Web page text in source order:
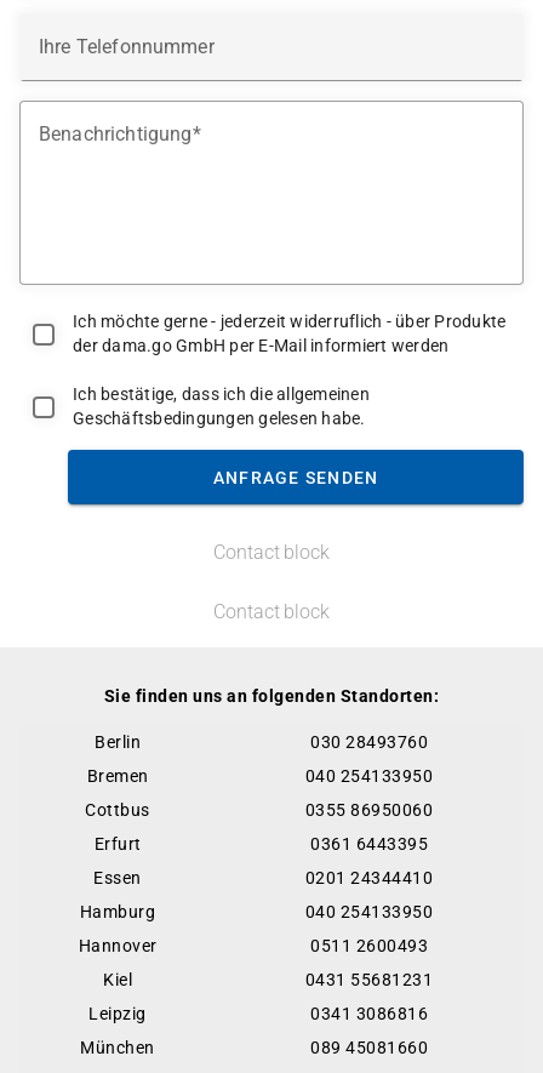
Ihre Telefonnummer
Benachrichtigung
Ich möchte gerne - jederzeit widerruflich - über Produkte
der dama.go GmbH per E-Mail informiert werden
Ich bestätige, dass ich die allgemeinen
Geschäftsbedingungen gelesen habe.
ANFRAGE SENDEN
Contact block
Contact block
Sie finden uns an folgenden Standorten:
Berlin
030 28493760
Bremen
040 254133950
Cottbus
0355 86950060
Erfurt
0361 6443395
Essen
0201 24344410
Hamburg
040 254133950
Hannover
0511 2600493
Kiel
0431 55681231
Leipzig
0341 3086816
München
089 45081660